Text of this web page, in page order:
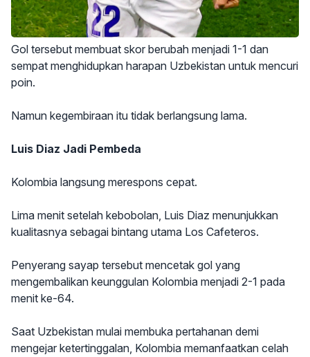
Gol tersebut membuat skor berubah menjadi 1-1 dan
sempat menghidupkan harapan Uzbekistan untuk mencuri
poin.
Namun kegembiraan itu tidak berlangsung lama.
Luis Diaz Jadi Pembeda
Kolombia langsung merespons cepat.
Lima menit setelah kebobolan, Luis Diaz menunjukkan
kualitasnya sebagai bintang utama Los Cafeteros.
Penyerang sayap tersebut mencetak gol yang
mengembalikan keunggulan Kolombia menjadi 2-1 pada
menit ke-64.
Saat Uzbekistan mulai membuka pertahanan demi
mengejar ketertinggalan, Kolombia memanfaatkan celah